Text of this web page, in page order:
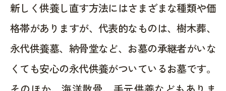
新しく供養し直す方法にはさまざまな種類や価
格帯がありますが、代表的なものは、樹木葬、
永代供養墓、納骨堂など、お墓の承継者がいな
くても安心の永代供養がついているお墓です。